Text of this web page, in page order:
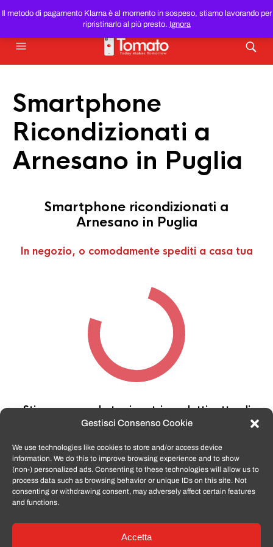
Gestisci Consenso Cookie
We use technologies like cookies to store and/or access device
information. We do this to improve browsing experience and to show
(non-) personalized ads. Consenting to these technologies will allow us to
process data such as browsing behavior or unique IDs on this site. Not
consenting or withdrawing consent, may adversely affect certain features
and functions.
Accetta
Il metodo di pagamento Klarna è al momento in sospeso, stiamo lavorando per
ripristinarlo al più presto. Ignora
SMARTPHONE E TABLET RICONDIZIONATIAL MIGLIOR
PREZZO DEL WEB!
Smartphone
Ricondizionati a
Arnesano in Puglia
Smartphone ricondizionati a
Arnesano in Puglia
In negozio, o comodamente spediti a casa tua
Stiamo cercando tra i nostri prodotti, attendi
qualche secondo…
TomatoSmartphone.itè lo shop n.1 in italia per
smartphone ricondizionati garantiti e certificati
di tutte le marche,APPLE, SAMSUNG, HUAWEI,
ONEPLUS, XIAOMI e tanto altro